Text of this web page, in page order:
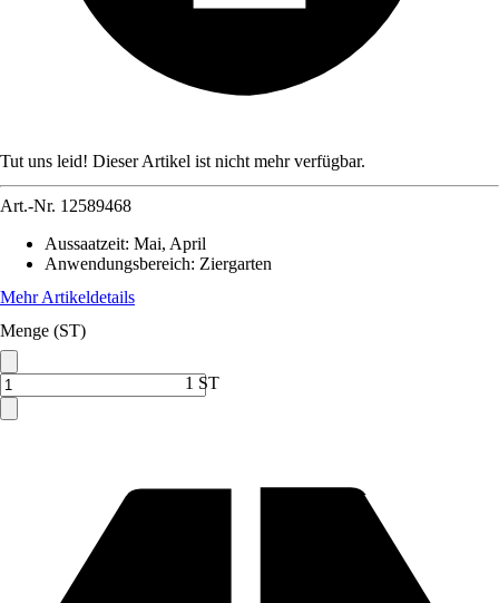
Tut uns leid! Dieser Artikel ist nicht mehr verfügbar.
Art.-Nr. 12589468
Aussaatzeit: Mai, April
Anwendungsbereich: Ziergarten
Mehr Artikeldetails
Menge (ST)
1 ST